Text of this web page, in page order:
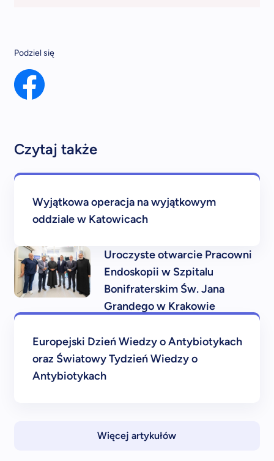
Podziel się
Czytaj także
Wyjątkowa operacja na wyjątkowym
oddziale w Katowicach
Uroczyste otwarcie Pracowni
Endoskopii w Szpitalu
Bonifraterskim Św. Jana
Grandego w Krakowie
Europejski Dzień Wiedzy o Antybiotykach
oraz Światowy Tydzień Wiedzy o
Antybiotykach
Więcej artykułów